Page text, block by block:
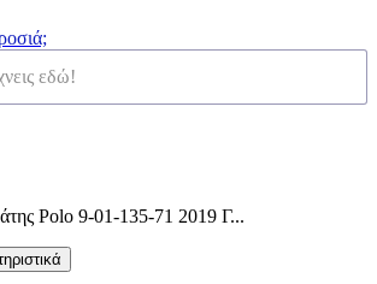
Polo 9-01-135-71 2019 Γ...